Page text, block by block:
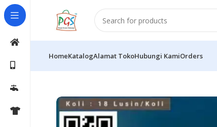
HomeKatalogAlamat TokoHubungi KamiOrders